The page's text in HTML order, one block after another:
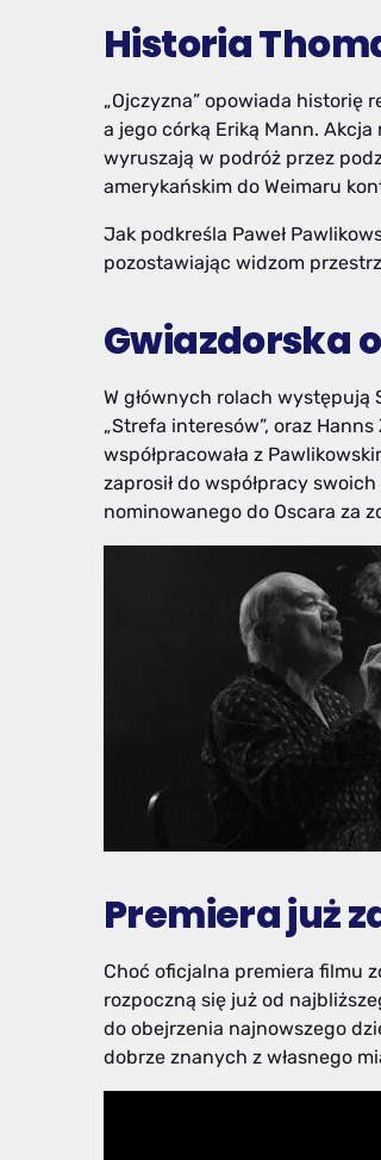
Historia
„Ojczyzna” opowiada historię
a jego córką Eriką Mann.
wyruszają w podróż przez
amerykańskim do Weimaru
Jak podkreśla Paweł
pozostawiając widzom
Gwiazdorska
W głównych rolach występują
„Strefa interesów”, oraz
współpracowała z
zaprosił do współpracy
nominowanego do Oscara za
Premiera już
Choć oficjalna premiera filmu
rozpoczną się już od
do obejrzenia najnowszego
dobrze znanych z własnego